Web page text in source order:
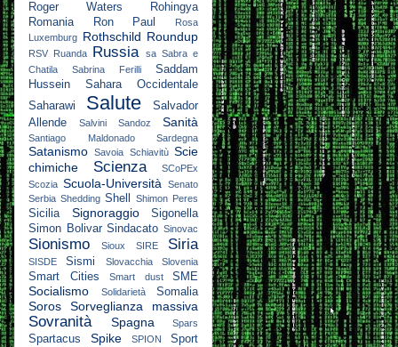
Roger Waters
Rohingya
Romania
Ron Paul
Rosa
Luxemburg Rothschild Roundup
RSV Ruanda Russia sa Sabra e
Chatila
Sabrina Ferilli
Saddam
Hussein
Sahara Occidentale
Saharawi
Salute
Salvador
Allende
Salvini Sandoz Sanità
Santiago Maldonado Sardegna
Satanismo Savoia Schiavitù Scie
chimiche
Scienza
SCoPEx
Scozia Scuola-Università
Senato
Serbia Shedding Shell Shimon Peres
Sicilia Signoraggio
Sigonella
Simon Bolivar Sindacato Sinovac
Sionismo Sioux SIRE Siria
SISDE Sismi Slovacchia Slovenia
Smart Cities Smart dust SME
Socialismo Solidarietà Somalia
Soros Sorveglianza massiva
Sovranità Spagna Spars
Spartacus Spike SPION
Sport